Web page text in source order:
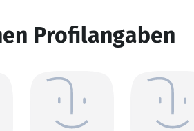
Profilangaben